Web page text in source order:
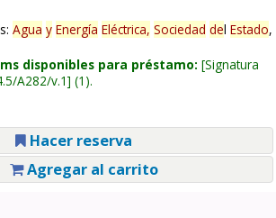
Agua y Energía Eléctrica, Sociedad del Estado,
disponibles para préstamo: Signatura
A282/v.1 (1).
Hacer reserva
Agregar al carrito